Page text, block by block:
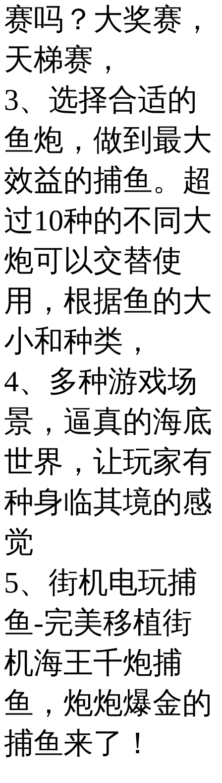
赛吗？大奖赛，
天梯赛，
3、选择合适的
鱼炮，做到最大
效益的捕鱼。超
过10种的不同大
炮可以交替使
用，根据鱼的大
小和种类，
4、多种游戏场
景，逼真的海底
世界，让玩家有
种身临其境的感
觉
5、街机电玩捕
鱼-完美移植街
机海王千炮捕
鱼，炮炮爆金的
捕鱼来了！